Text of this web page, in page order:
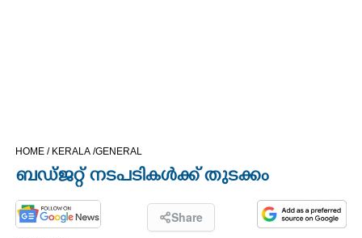
CINEMA
OPINION
HOME / KERALA /GENERAL
ബഡ്ജറ്റ് നടപടികൾക്ക് തുടക്കം
Share